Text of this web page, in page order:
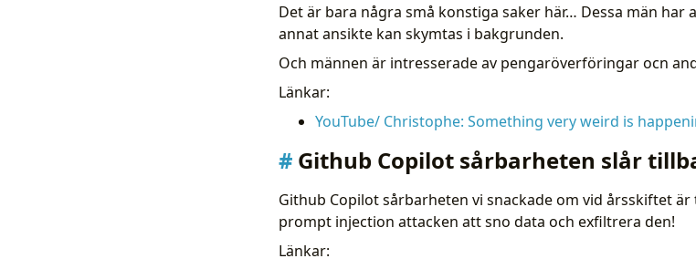
Det är bara några små konstiga saker här… Dessa män
annat ansikte kan skymtas i bakgrunden.
Och männen är intresserade av pengaröverföringar ocn
Länkar:
YouTube/ Christophe: Something very weird is
Github Copilot sårbarheten slår
Github Copilot sårbarheten vi snackade om vid årsskiftet
prompt injection attacken att sno data och exfiltrera den!
Länkar: